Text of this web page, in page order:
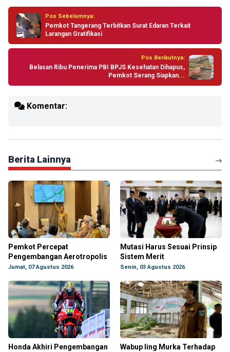
Pos Sebelumnya:
Pemkot Tangerang Terbitkan Surat Edaran Terkait
Larangan Gratifikasi
Pos Berikutnya:
Belasan Ribu Penerima PBI BPJS Kesehatan Dihapus,
Pemkot Serang Siapkan...
Komentar:
Berita Lainnya
Pemkot Percepat
Pengembangan Aerotropolis
Jumat, 07 Agustus 2026
Mutasi Harus Sesuai Prinsip
Sistem Merit
Senin, 03 Agustus 2026
Honda Akhiri Pengembangan Wabup Iing Murka Terhadap